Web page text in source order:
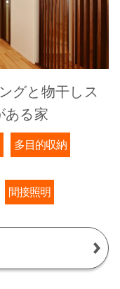
グと物干しス
ある家
多目的収納
間接照明